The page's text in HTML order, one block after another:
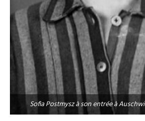
Sofia Postmysz à son entrée à